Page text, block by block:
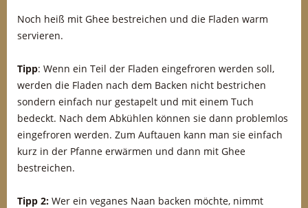
Noch heiß mit Ghee bestreichen und die Fladen warm
servieren.
Tipp: Wenn ein Teil der Fladen eingefroren werden soll,
werden die Fladen nach dem Backen nicht bestrichen
sondern einfach nur gestapelt und mit einem Tuch
bedeckt. Nach dem Abkühlen können sie dann problemlos
eingefroren werden. Zum Auftauen kann man sie einfach
kurz in der Pfanne erwärmen und dann mit Ghee
bestreichen.
Tipp 2: Wer ein veganes Naan backen möchte, nimmt